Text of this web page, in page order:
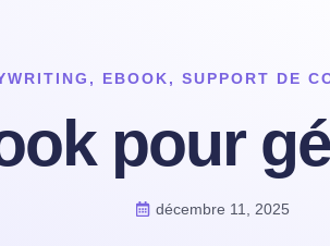
, EBOOK, SUPPORT DE
pour
décembre 11, 2025